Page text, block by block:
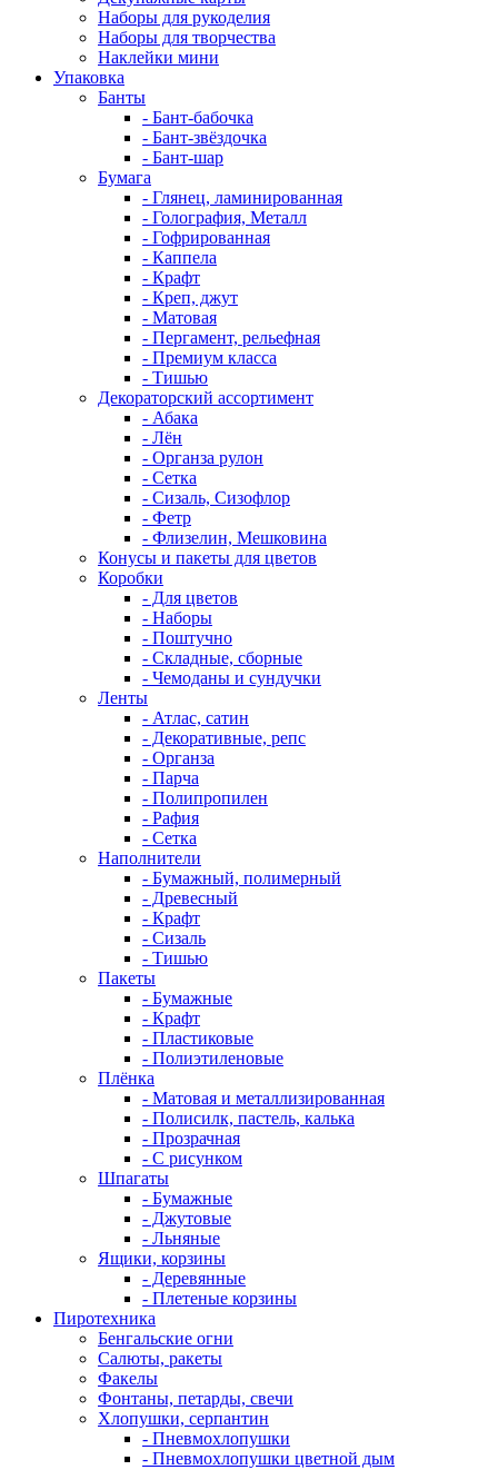
Наборы для рукоделия
Наборы для творчества
Наклейки мини
Упаковка
Банты
- Бант-бабочка
- Бант-звёздочка
- Бант-шар
Бумага
- Глянец, ламинированная
- Голография, Металл
- Гофрированная
- Каппела
- Крафт
- Креп, джут
- Матовая
- Пергамент, рельефная
- Премиум класса
- Тишью
Декораторский ассортимент
- Абака
- Лён
- Органза рулон
- Сетка
- Сизаль, Сизофлор
- Фетр
- Флизелин, Мешковина
Конусы и пакеты для цветов
Коробки
- Для цветов
- Наборы
- Поштучно
- Складные, сборные
- Чемоданы и сундучки
Ленты
- Атлас, сатин
- Декоративные, репс
- Органза
- Парча
- Полипропилен
- Рафия
- Сетка
Наполнители
- Бумажный, полимерный
- Древесный
- Крафт
- Сизаль
- Тишью
Пакеты
- Бумажные
- Крафт
- Пластиковые
- Полиэтиленовые
Плёнка
- Матовая и металлизированная
- Полисилк, пастель, калька
- Прозрачная
- С рисунком
Шпагаты
- Бумажные
- Джутовые
- Льняные
Ящики, корзины
- Деревянные
- Плетеные корзины
Пиротехника
Бенгальские огни
Салюты, ракеты
Факелы
Фонтаны, петарды, свечи
Хлопушки, серпантин
- Пневмохлопушки
- Пневмохлопушки цветной дым